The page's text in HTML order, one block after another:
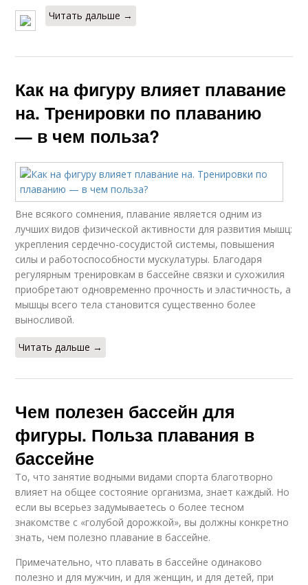
Читать дальше →
Как на фигуру влияет плавание
на. Тренировки по плаванию
— в чем польза?
Вне всякого сомнения, плавание является одним из
лучших видов физической активности для развития мышц:
укрепления сердечно-сосудистой системы, повышения
силы и работоспособности мускулатуры. Благодаря
регулярным тренировкам в бассейне связки и сухожилия
приобретают одновременно прочность и эластичность, а
мышцы всего тела становится существенно более
выносливой.
Читать дальше →
Чем полезен бассейн для
фигуры. Польза плавания в
бассейне
То, что занятие водными видами спорта благотворно
влияет на общее состояние организма, знает каждый. Но
если вы всерьез задумываетесь о более тесном
знакомстве с «голубой дорожкой», вы должны конкретно
знать, чем полезно плавание в бассейне.
Примечательно, что плавать в бассейне одинаково
полезно и для мужчин, и для женщин, и для детей, при